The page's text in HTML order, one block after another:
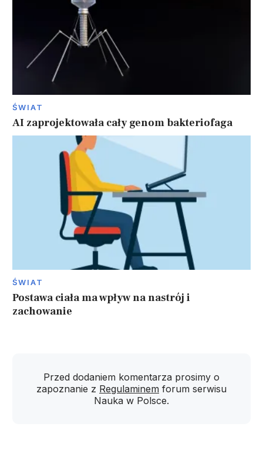
ŚWIAT
AI zaprojektowała cały genom bakteriofaga
ŚWIAT
Postawa ciała ma wpływ na nastrój i
zachowanie
Przed dodaniem komentarza prosimy o
zapoznanie z Regulaminem forum serwisu
Nauka w Polsce.